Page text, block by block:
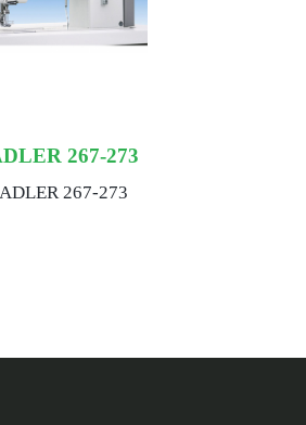
267-273
ADLER 267-273